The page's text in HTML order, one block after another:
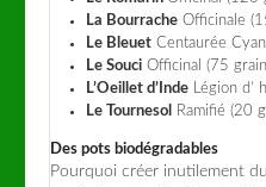
La Bourrache Officinale
Le Bleuet Centaurée
Le Souci Officinal (75
L’Oeillet d’Inde Légion d’
Le Tournesol
Ramifié (20
Des pots biodégradables
Pourquoi créer inutilement